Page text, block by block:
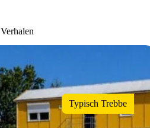
Verhalen
Typisch Trebbe